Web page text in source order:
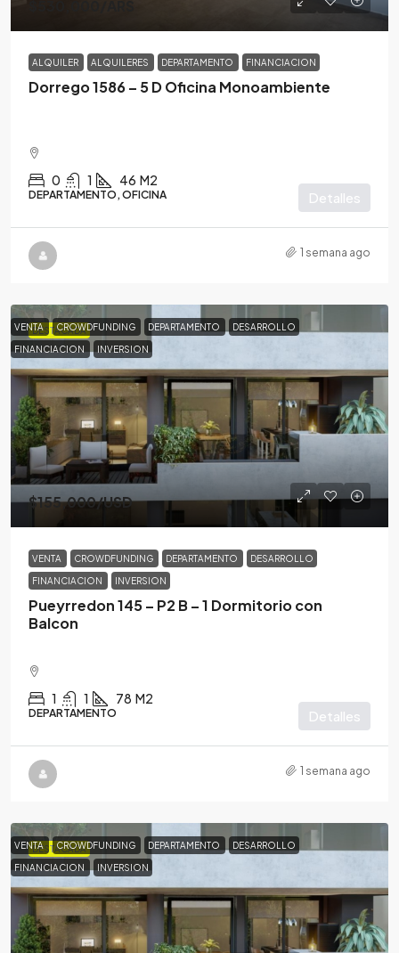
ALQUILER ALQUILERES DEPARTAMENTO FINANCIACION
Dorrego 1586 – 5 D Oficina Monoambiente
0 1 46 M2
DEPARTAMENTO, OFICINA Detalles
1 semana ago
DESTACADA
VENTA CROWDFUNDING DEPARTAMENTO DESARROLLO
FINANCIACION INVERSION
$155,000/USD
VENTA CROWDFUNDING DEPARTAMENTO DESARROLLO
FINANCIACION INVERSION
Pueyrredon 145 – P2 B – 1 Dormitorio con
Balcon
1 1 78 M2
DEPARTAMENTO Detalles
1 semana ago
DESTACADA
VENTA CROWDFUNDING DEPARTAMENTO DESARROLLO
FINANCIACION INVERSION